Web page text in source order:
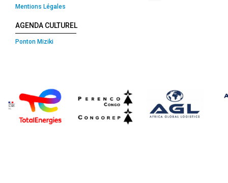
Mentions Légales
AGENDA CULTUREL
Ponton Miziki